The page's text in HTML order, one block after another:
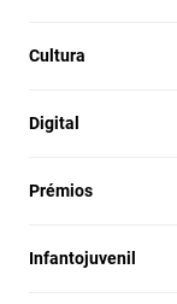
Cultura
Digital
Prémios
Infantojuvenil